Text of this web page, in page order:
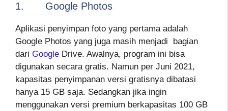
1. Google Photos
Aplikasi penyimpan foto yang pertama adalah
Google Photos yang juga masih menjadi bagian
dari Google Drive. Awalnya, program ini bisa
digunakan secara gratis. Namun per Juni 2021,
kapasitas penyimpanan versi gratisnya dibatasi
hanya 15 GB saja. Sedangkan jika ingin
menggunakan versi premium berkapasitas 100 GB